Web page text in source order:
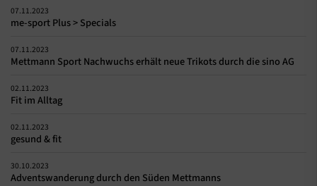
07.11.2023
me-sport Plus > Specials
07.11.2023
Mettmann Sport Nachwuchs erhält neue Trikots durch die sino AG
02.11.2023
Fit im Alltag
02.11.2023
gesund & fit
30.10.2023
Adventswanderung durch den Süden Mettmanns